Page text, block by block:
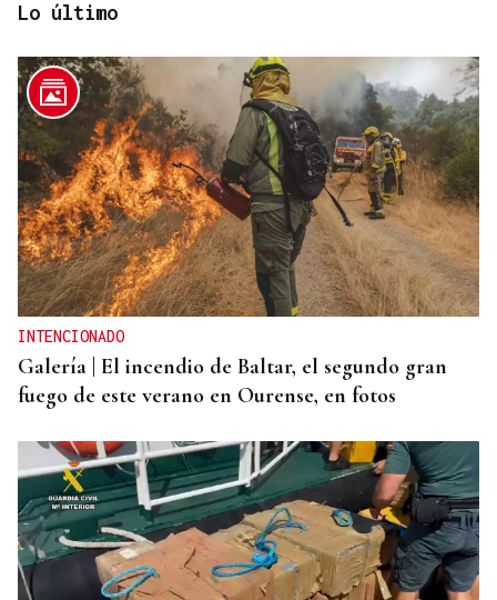
REFORMAS
Donald Trump deberá pedir permiso al Congreso
para construir el salón de baile en la Casa Blanca
Lo último
INTENCIONADO
Galería | El incendio de Baltar, el segundo gran
fuego de este verano en Ourense, en fotos